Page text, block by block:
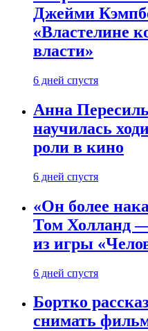
Джейми
«Властелине
власти»
6 дней спустя
Анна
научилась
роли в кино
6 дней спустя
«Он более
Том Холланд
из игры
6 дней спустя
Бортко
снимать